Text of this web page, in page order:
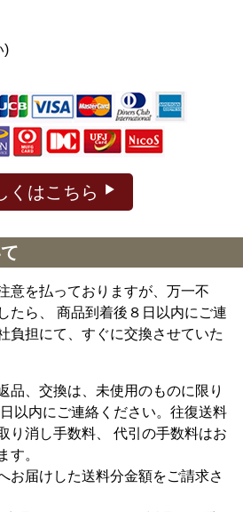
)
くはこちら
意を払っておりますが、万一不
たら、 商品到着後８日以内にご連
負担にて、すぐに交換させていた
品、交換は、未使用のものに限り
以内にご連絡ください。往復送料
り消し手数料、 代引の手数料はお
す。
お届けした送料分金額をご請求さ